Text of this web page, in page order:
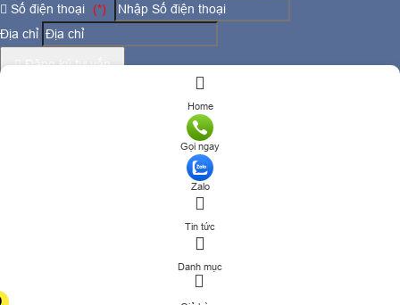
Home
Gọi ngay
Zalo
Tin tức
Danh mục
Số điện thoại
(*)
Địa chỉ
Đăng ký tư vấn
TƯ VẤN DỊCH VỤ